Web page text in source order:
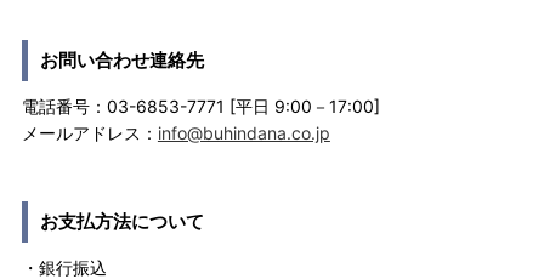
お問い合わせ連絡先
電話番号：03-6853-7771 [平日 9:00－17:00]
メールアドレス： info@buhindana.co.jp
お支払方法について
・銀行振込